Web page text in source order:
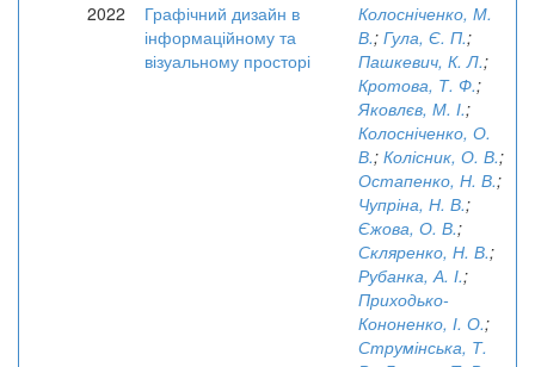
2022
Графічний дизайн в
інформаційному та
візуальному просторі
Колосніченко, М.
В.; Гула, Є. П.;
Пашкевич, К. Л.;
Кротова, Т. Ф.;
Яковлєв, М. І.;
Колосніченко, О.
В.; Колісник, О. В.;
Остапенко, Н. В.;
Чупріна, Н. В.;
Єжова, О. В.;
Скляренко, Н. В.;
Рубанка, А. І.;
Приходько-
Кононенко, І. О.;
Струмінська, Т.